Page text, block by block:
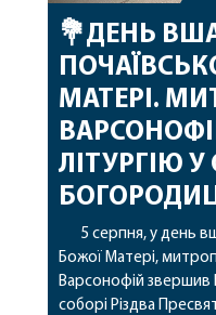
💐ДЕНЬ
МАТЕРІ.
ЛІТУРГІЮ У
5 серпня, у день
Божої Матері,
Варсонофій звершив
соборі Різдва